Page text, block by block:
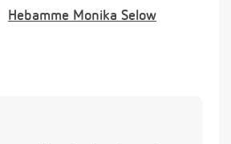
Hebamme Monika Selow